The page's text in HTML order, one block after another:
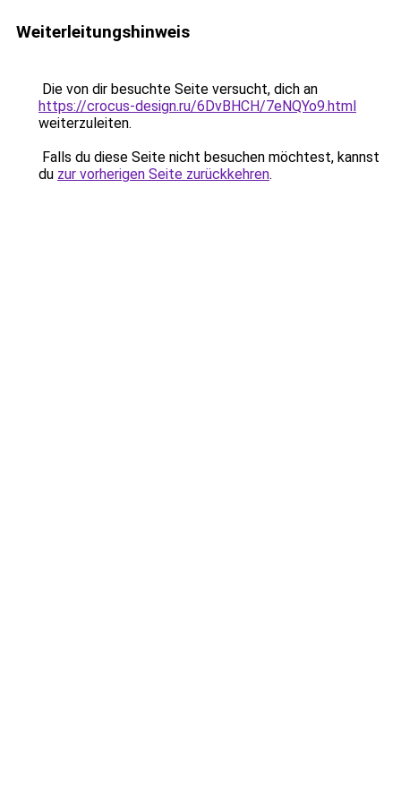
Weiterleitungshinweis
Die von dir besuchte Seite versucht, dich an
https://crocus-design.ru/6DvBHCH/7eNQYo9.html
weiterzuleiten.
Falls du diese Seite nicht besuchen möchtest, kannst
du zur vorherigen Seite zurückkehren.